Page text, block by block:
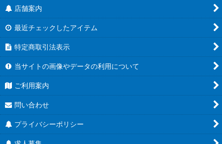
店舗案内
最近チェックしたアイテム
特定商取引法表示
当サイトの画像やデータの利用について
ご利用案内
問い合わせ
プライバシーポリシー